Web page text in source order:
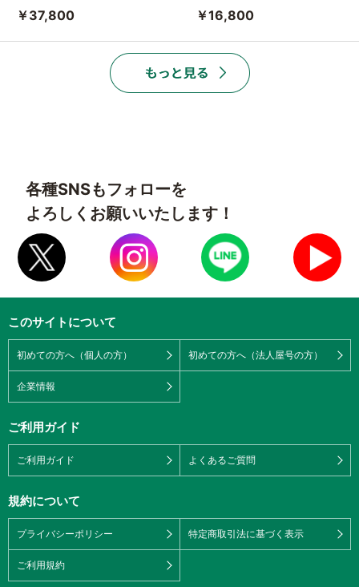
￥37,800 ￥16,800
各種SNSもフォローを
よろしくお願いいたします！
このサイトについて
初めての方へ（個人の方） 初めての方へ（法人屋号の方）
企業情報
ご利用ガイド
ご利用ガイド よくあるご質問
規約について
プライバシーポリシー 特定商取引法に基づく表示
ご利用規約